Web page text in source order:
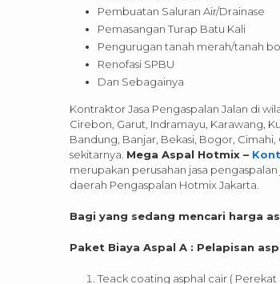
Pembuatan Saluran Air/Drainase
Pemasangan Turap Batu Kali
Pengurugan tanah merah/tanah
Renofasi SPBU
Dan Sebagainya
Kontraktor Jasa Pengaspalan Jalan di
Cirebon, Garut, Indramayu, Karawang,
Bandung, Banjar, Bekasi, Bogor,
sekitarnya. Mega Aspal Hotmix –
merupakan perusahan jasa
daerah Pengaspalan Hotmix Jakarta.
Bagi yang sedang mencari harga
Paket Biaya Aspal A : Pelapisan
Teack coating asphal cair ( Perekat